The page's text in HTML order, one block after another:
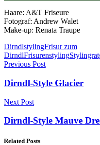
Haare: A&T Friseure
Fotograf: Andrew Walet
Make-up: Renata Traupe
DirndlstylingFrisur zum
DirndlFrisurenstyling
Previous Post
Dirndl-Style Glacier
Next Post
Dirndl-Style Mauve
Related Posts